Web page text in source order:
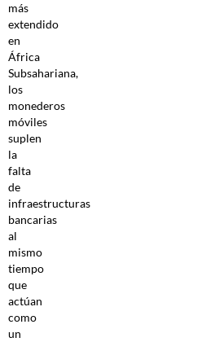
más
extendido
en
África
Subsahariana,
los
monederos
móviles
suplen
la
falta
de
infraestructuras
bancarias
al
mismo
tiempo
que
actúan
como
un